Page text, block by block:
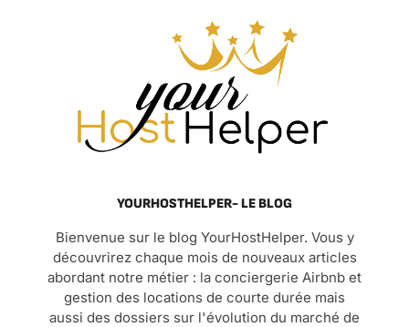
YOURHOSTHELPER- LE BLOG
Bienvenue sur le blog YourHostHelper. Vous y
découvrirez chaque mois de nouveaux articles
abordant notre métier : la conciergerie Airbnb et
gestion des locations de courte durée mais
aussi des dossiers sur l'évolution du marché de